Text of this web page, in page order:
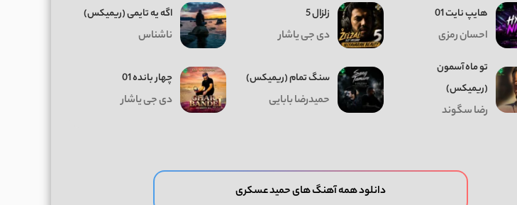
هایپ نایت 01
احسان رمزی
زلزال 5
دی جی یاشار
اگه یه تایمی (ریمیکس)
ناشناس
تو ماه آسمون
(ریمیکس)
رضا سگوند
سنگ تمام (ریمیکس)
حمیدرضا بابایی
چهار بانده 01
دی جی یاشار
دانلود همه آهنگ های حمید عسکری